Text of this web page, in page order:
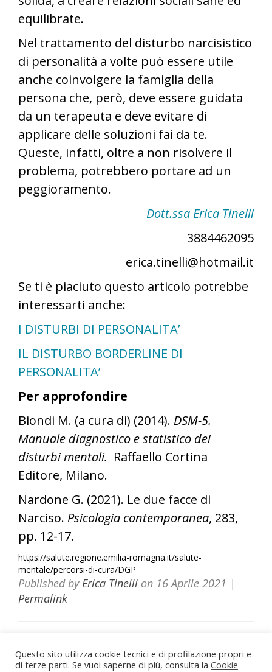
equilibrate.
Nel trattamento del disturbo narcisistico
di personalità a volte può essere utile
anche coinvolgere la famiglia della
persona che, però, deve essere guidata
da un terapeuta e deve evitare di
applicare delle soluzioni fai da te.
Queste, infatti, oltre a non risolvere il
problema, potrebbero portare ad un
peggioramento.
Dott.ssa Erica Tinelli
3884462095
erica.tinelli@hotmail.it
Se ti è piaciuto questo articolo potrebbe
interessarti anche:
I DISTURBI DI PERSONALITA’
IL DISTURBO BORDERLINE DI
PERSONALITA’
Per approfondire
Biondi M. (a cura di) (2014). DSM-5.
Manuale diagnostico e statistico dei
disturbi mentali. Raffaello Cortina
Editore, Milano.
Nardone G. (2021). Le due facce di
Narciso. Psicologia contemporanea, 283,
pp. 12-17.
https://salute.regione.emilia-romagna.it/salute-
mentale/percorsi-di-cura/DGP
Published byErica Tinelli on 16 Aprile 2021 |
Permalink
Dott.ssa Erica Tinelli Psicologa
Questo sito utilizza cookie tecnici e di profilazione propri e
di terze parti. Se vuoi saperne di più, consulta la Cookie